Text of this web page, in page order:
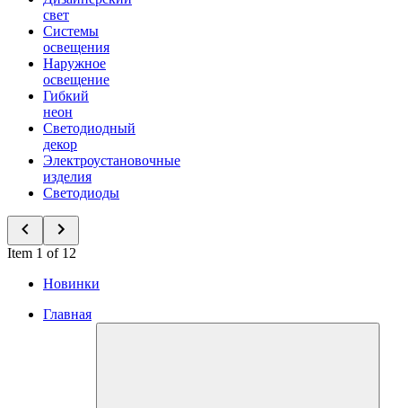
свет
Системы
освещения
Наружное
освещение
Гибкий
неон
Светодиодный
декор
Электроустановочные
изделия
Светодиоды
Item 1 of 12
Новинки
Главная